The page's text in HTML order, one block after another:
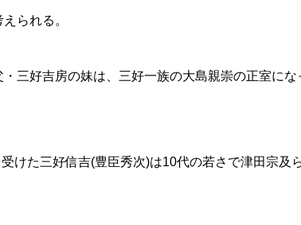
られる。
三好吉房の妹は、三好一族の大島親崇の正室にな
けた三好信吉(豊臣秀次)は10代の若さで津田宗及